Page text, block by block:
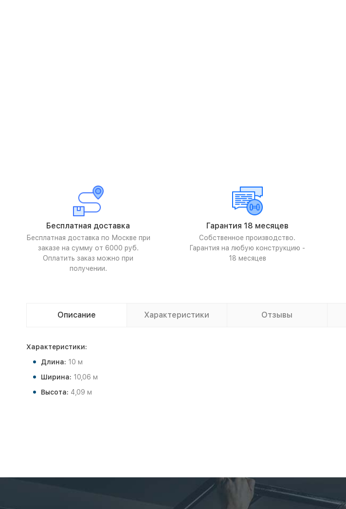
Бесплатная доставка
Бесплатная доставка по Москве при
заказе на сумму от 6000 руб.
Оплатить заказ можно при
получении.
Гарантия 18 месяцев
Собственное производство.
Гарантия на любую конструкцию -
18 месяцев
Описание Характеристики Отзывы
Характеристики:
Длина: 10 м
Ширина: 10,06 м
Высота: 4,09 м